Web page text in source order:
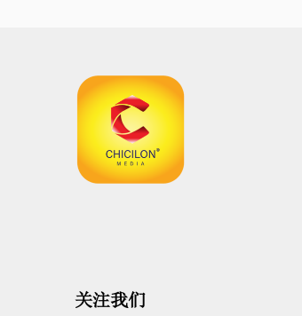
关注我们